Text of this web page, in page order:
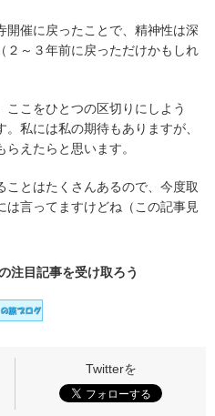
開催に戻ったことで、精神性は深
２～３年前に戻っただけかもしれ
こをひとつの区切りにしよう
私には私の期待もありますが、
えたらと思います。
ことはたくさんあるので、今度取
は言ってますけどね（この記事見
注目記事を受け取ろう